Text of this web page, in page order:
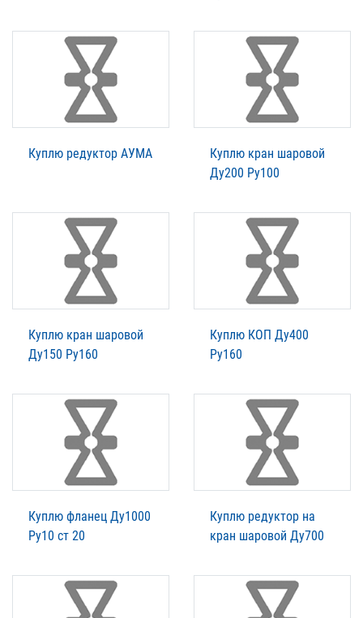
Куплю редуктор АУМА
Куплю кран шаровой
Ду200 Ру100
Куплю кран шаровой
Ду150 Ру160
Куплю КОП Ду400
Ру160
Куплю фланец Ду1000
Ру10 ст 20
Куплю редуктор на
кран шаровой Ду700